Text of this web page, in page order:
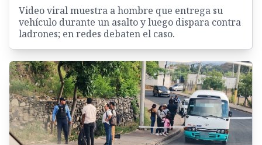
Video viral muestra a hombre que entrega su
vehículo durante un asalto y luego dispara contra
ladrones; en redes debaten el caso.